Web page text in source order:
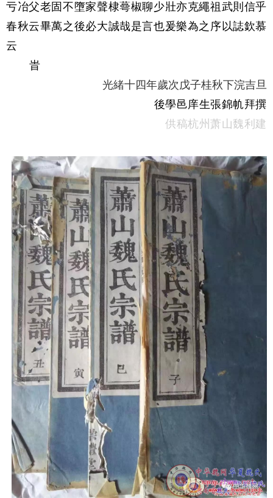
亏冶父老固不墮家聲棣蕚椒聊少壯亦克繩祖武則信乎
春秋云畢萬之後必大誠哉是言也爰樂為之序以誌欽慕
云
旹
光緒十四年歲次戊子桂秋下浣吉旦
後學邑庠生張錦㠶拜撰
供稿杭州萧山魏利建